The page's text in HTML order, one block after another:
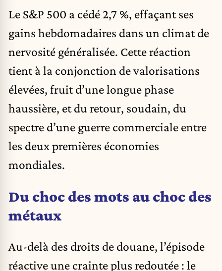
Le S&P 500 a cédé 2,7 %, effaçant ses
gains hebdomadaires dans un climat de
nervosité généralisée. Cette réaction
tient à la conjonction de valorisations
élevées, fruit d’une longue phase
haussière, et du retour, soudain, du
spectre d’une guerre commerciale entre
les deux premières économies
mondiales.
Du choc des mots au choc des
métaux
Au-delà des droits de douane, l’épisode
réactive une crainte plus redoutée : le